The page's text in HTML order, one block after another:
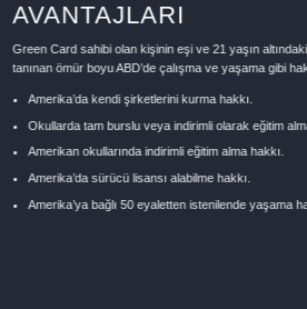
AVANTAJLARI
Green Card sahibi olan kişinin eşi ve 21 yaşın
tanınan ömür boyu ABD’de çalışma ve yaşama gibi
Amerika’da kendi şirketlerini kurma hakkı.
Okullarda tam burslu veya indirimli olarak eğitim
Amerikan okullarında indirimli eğitim alma hakkı.
Amerika’da sürücü lisansı alabilme hakkı.
Amerika’ya bağlı 50 eyaletten istenilende yaşama